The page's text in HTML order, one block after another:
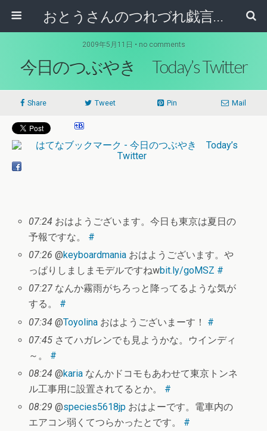
おとうさんのつれづれ戯言記
2009年5月11日 • no comments
今日のつぶやき Today’s Twitter
Share Tweet Pin Mail
07:24 おはようございます。今日も東京は夏日の
予報ですな。 #
07:26 @keyboardmania おはようございます。や
っぱりしましまモデルですねwbit.ly/goMSZ #
07:27 なんか霧雨がちろっと降ってるような気が
する。 #
07:34 @Toyolina おはようございまーす！ #
07:45 さてハガレンでも見ようかな。ウインディ
～。 #
08:24 @karia なんかドコモもあわせて東京トンネ
ル工事用に設置されてるとか。 #
08:29 @species5618jp おはよーです。電車内の
エアコン弱くてつらかったとです。 #